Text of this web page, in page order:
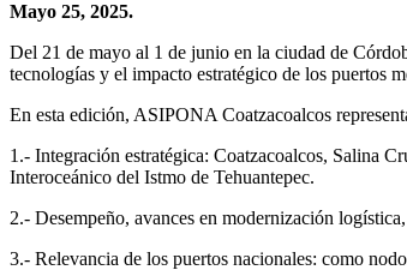
Mayo 25, 2025.
Del 21 de mayo al 1 de junio en la ciudad de
tecnologías y el impacto estratégico de los puertos
En esta edición, ASIPONA Coatzacoalcos
1.- Integración estratégica: Coatzacoalcos, Salina
Interoceánico del Istmo de Tehuantepec.
2.- Desempeño, avances en modernización
3.- Relevancia de los puertos nacionales: como